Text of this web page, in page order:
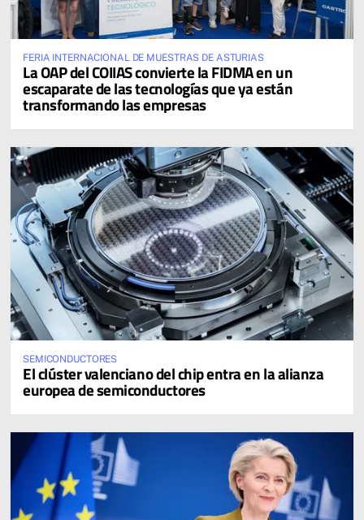
FERIA INTERNACIONAL DE MUESTRAS DE ASTURIAS
La OAP del COIIAS convierte la FIDMA en un
escaparate de las tecnologías que ya están
transformando las empresas
SEMICONDUCTORES
El clúster valenciano del chip entra en la alianza
europea de semiconductores